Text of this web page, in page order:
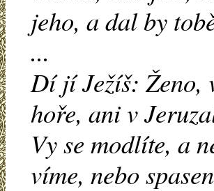
jeho, a dal by
...
Dí jí Ježíš: Ženo,
hoře, ani v
Vy se modlíte, a
víme, nebo